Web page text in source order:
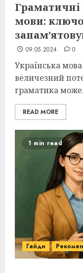
Граматичні
мови:
09.05.2024 0
Українська
величезний
граматика
READ MORE
1 min read
Гайди